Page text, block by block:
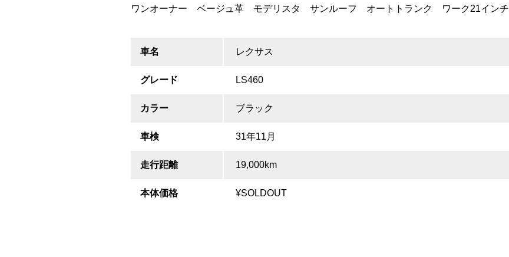
ワンオーナー ベージュ革 モデリスタ サンルーフ オートトランク ワーク21インチ
車名 レクサス
グレード LS460
カラー ブラック
車検 31年11月
走行距離 19,000km
本体価格 ¥SOLDOUT